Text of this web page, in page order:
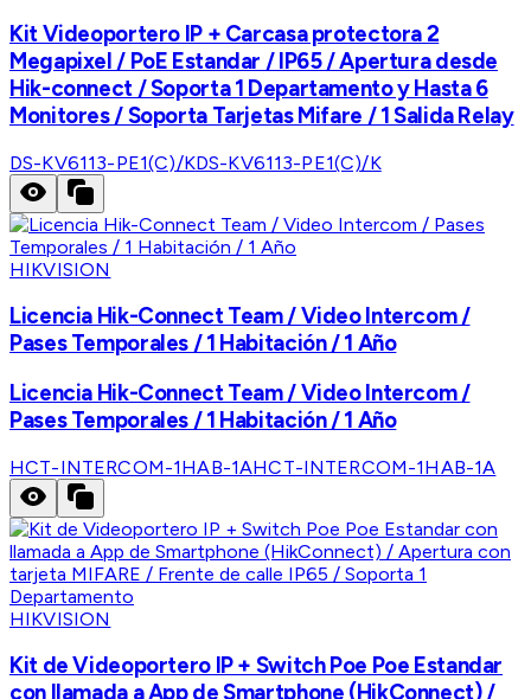
Kit Videoportero IP + Carcasa protectora 2
Megapixel / PoE Estandar / IP65 / Apertura desde
Hik-connect / Soporta 1 Departamento y Hasta 6
Monitores / Soporta Tarjetas Mifare / 1 Salida Relay
DS-KV6113-PE1(C)/KDS-KV6113-PE1(C)/K
HIKVISION
Licencia Hik-Connect Team / Video Intercom /
Pases Temporales / 1 Habitación / 1 Año
Licencia Hik-Connect Team / Video Intercom /
Pases Temporales / 1 Habitación / 1 Año
HCT-INTERCOM-1HAB-1AHCT-INTERCOM-1HAB-1A
HIKVISION
Kit de Videoportero IP + Switch Poe Poe Estandar
con llamada a App de Smartphone (HikConnect) /